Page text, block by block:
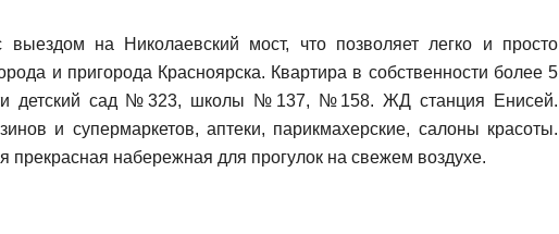
выездом на Николаевский мост, что позволяет легко и просто
и пригорода Красноярска. Квартира в собственности более 5
детский сад №323, школы №137, №158. ЖД станция Енисей.
и супермаркетов, аптеки, парикмахерские, салоны красоты.
прекрасная набережная для прогулок на свежем воздухе.